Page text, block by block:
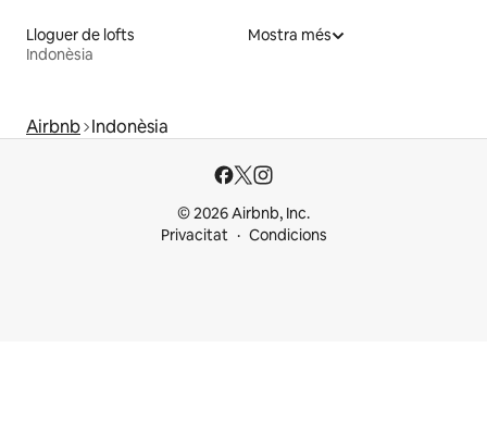
Lloguer de lofts
Indonèsia
Mostra més
Airbnb Indonèsia
© 2026 Airbnb, Inc.
Privacitat
Condicions